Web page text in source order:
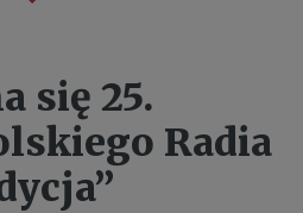
się 25.
Radia